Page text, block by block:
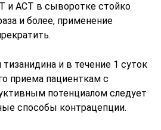
и ACT в сыворотке стойко
и более, применение
и в течение 1 суток
приема пациенткам с
потенциалом следует
способы контрацепции.